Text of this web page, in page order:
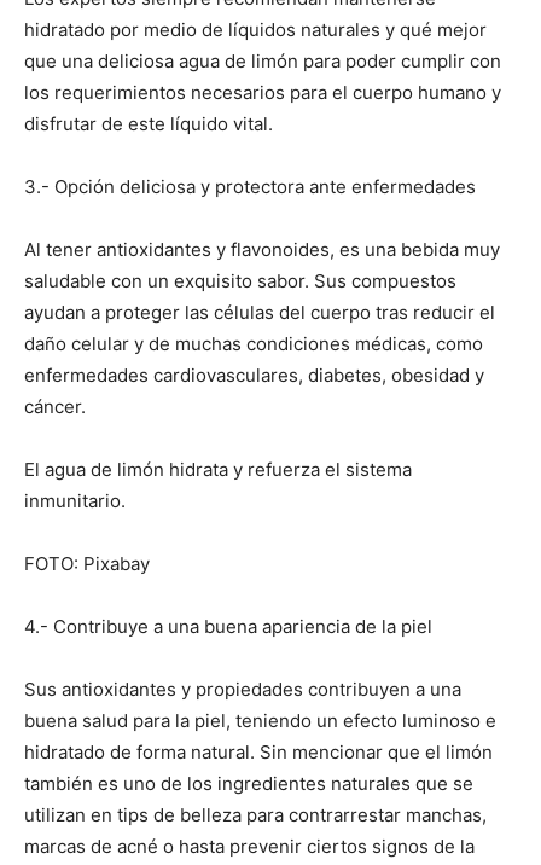
hidratado por medio de líquidos naturales y qué mejor
que una deliciosa agua de limón para poder cumplir con
los requerimientos necesarios para el cuerpo humano y
disfrutar de este líquido vital.
3.- Opción deliciosa y protectora ante enfermedades
Al tener antioxidantes y flavonoides, es una bebida muy
saludable con un exquisito sabor. Sus compuestos
ayudan a proteger las células del cuerpo tras reducir el
daño celular y de muchas condiciones médicas, como
enfermedades cardiovasculares, diabetes, obesidad y
cáncer.
El agua de limón hidrata y refuerza el sistema
inmunitario.
FOTO: Pixabay
4.- Contribuye a una buena apariencia de la piel
Sus antioxidantes y propiedades contribuyen a una
buena salud para la piel, teniendo un efecto luminoso e
hidratado de forma natural. Sin mencionar que el limón
también es uno de los ingredientes naturales que se
utilizan en tips de belleza para contrarrestar manchas,
marcas de acné o hasta prevenir ciertos signos de la